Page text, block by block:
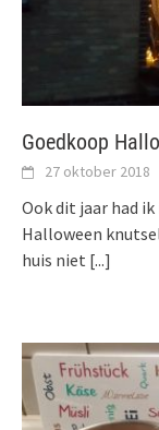
Goedkoop
27 oktober 2018
Ook dit jaar had
Halloween
huis niet [...]